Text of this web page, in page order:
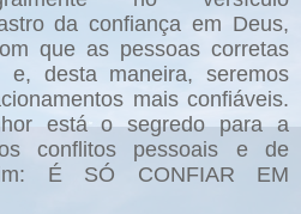
da confiança em Deus,
que as pessoas corretas
e, desta maneira, seremos
mais confiáveis.
está o segredo para a
conflitos pessoais e de
É SÓ CONFIAR EM